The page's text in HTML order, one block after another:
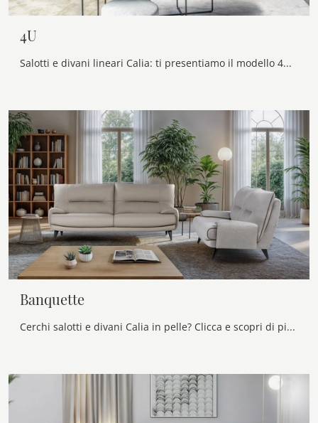
4U
Salotti e divani lineari Calia: ti presentiamo il modello 4U in pelle per arricchire la zona giorno.
Banquette
Cerchi salotti e divani Calia in pelle? Clicca e scopri di più sul modello Banquette per spazi moderni.